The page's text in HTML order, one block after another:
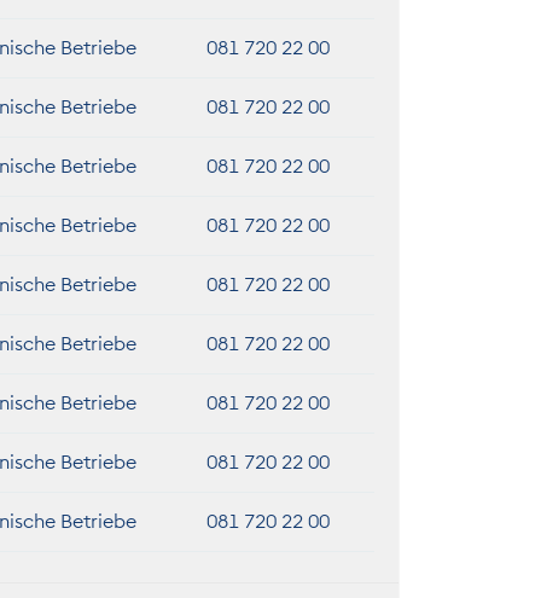
Betriebe 081 720 22 00
Betriebe 081 720 22 00
Betriebe 081 720 22 00
Betriebe 081 720 22 00
Betriebe 081 720 22 00
Betriebe 081 720 22 00
Betriebe 081 720 22 00
Betriebe 081 720 22 00
Betriebe 081 720 22 00